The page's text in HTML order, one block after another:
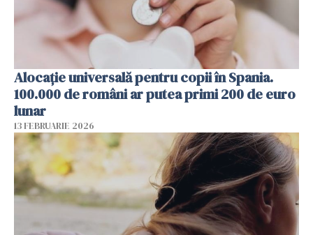
Alocație universală pentru copii în Spania.
100.000 de români ar putea primi 200 de euro
lunar
13 FEBRUARIE 2026